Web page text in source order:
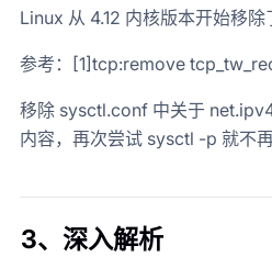
Linux 从 4.12 内核版本开始移除
参考：[1]tcp:remove
移除 sysctl.conf 中关于
内容，再次尝试 sysctl -p 就不再
3、深入解析